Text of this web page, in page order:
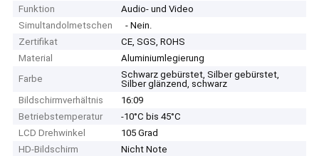
Funktion
Audio- und Video
Simultandolmetschen
- Nein.
Zertifikat
CE, SGS, ROHS
Material
Aluminiumlegierung
Farbe
Schwarz gebürstet, Silber gebürstet,
Silber glänzend, schwarz
Bildschirmverhältnis
16:09
Betriebstemperatur
-10°C bis 45°C
LCD Drehwinkel
105 Grad
HD-Bildschirm
Nicht Note